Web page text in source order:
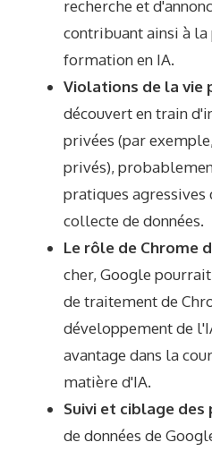
recherche et
contribuant ainsi à
formation en IA.
Violations de la vie
découvert en train
privées (par
privés),
pratiques agressives
collecte de données.
Le rôle de Chrome
cher, Google
de traitement de
développement de
avantage dans la
matière d'IA.
Suivi et ciblage des
de données de